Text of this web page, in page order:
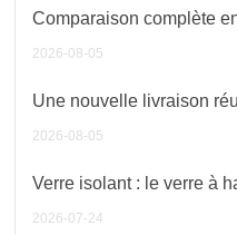
Comparaison complète
2026-08-05
Une nouvelle livraison
de verre IG 2850 a été
2026-08-05
Verre isolant : le verre à
énergétique et
2026-07-24